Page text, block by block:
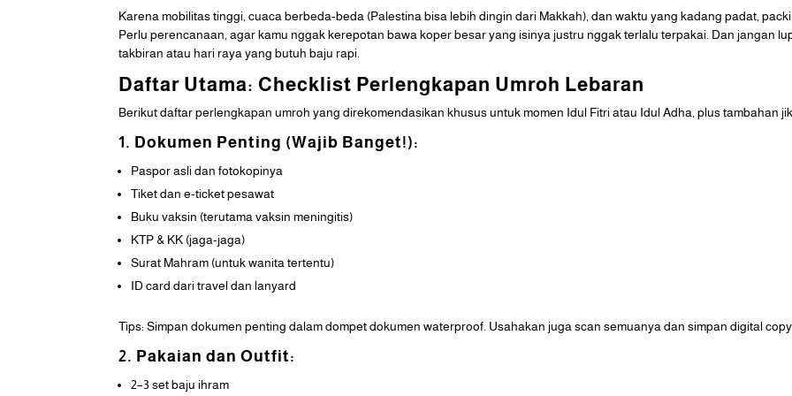
Karena mobilitas tinggi, cuaca berbeda-beda (Palestina bisa lebih dingin dari Makkah), dan waktu yang kadang padat,
Perlu perencanaan, agar kamu nggak kerepotan bawa koper besar yang isinya justru nggak terlalu terpakai. Dan jangan
takbiran atau hari raya yang butuh baju rapi.
Daftar Utama: Checklist Perlengkapan Umroh Lebaran
Berikut daftar perlengkapan umroh yang direkomendasikan khusus untuk momen Idul Fitri atau Idul Adha, plus tambahan
1. Dokumen Penting (Wajib Banget!):
Paspor asli dan fotokopinya
Tiket dan e-ticket pesawat
Buku vaksin (terutama vaksin meningitis)
KTP & KK (jaga-jaga)
Surat Mahram (untuk wanita tertentu)
ID card dari travel dan lanyard
Tips: Simpan dokumen penting dalam dompet dokumen waterproof. Usahakan juga scan semuanya dan simpan digital
2. Pakaian dan Outfit:
2–3 set baju ihram